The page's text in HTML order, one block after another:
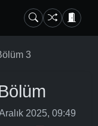
3
2025, 09:49